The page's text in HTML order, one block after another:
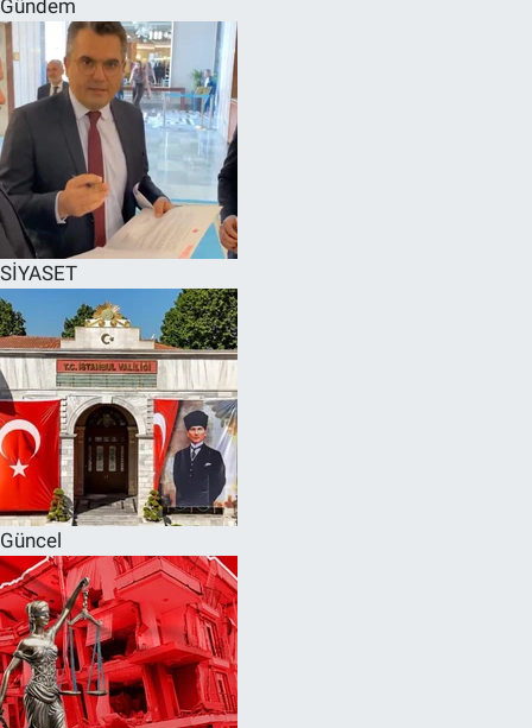
Gündem
SİYASET
Güncel
SPOR
RESMİ İLANLAR